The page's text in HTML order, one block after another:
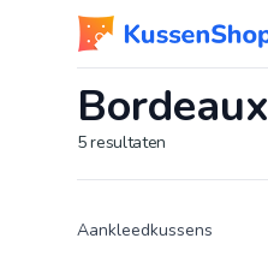
Logo
5resultaten
Producten
Product
Aankleedkussens